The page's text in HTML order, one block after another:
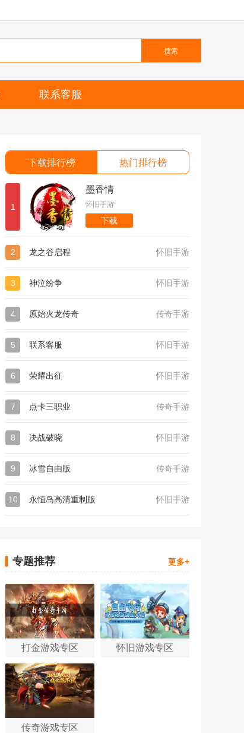
搜索
联系客服
下载排行榜 热门排行榜
1
墨香情
怀旧手游
下载
2 龙之谷启程 怀旧手游
3 神泣纷争 怀旧手游
4 原始火龙传奇 传奇手游
5 联系客服 怀旧手游
6 荣耀出征 怀旧手游
7 点卡三职业 传奇手游
8 决战破晓 怀旧手游
9 冰雪自由版 传奇手游
10 永恒岛高清重制版 怀旧手游
专题推荐 更多+
打金游戏专区 怀旧游戏专区
传奇游戏专区